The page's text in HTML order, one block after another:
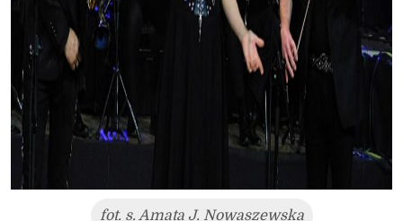
fot. s. Amata J. Nowaszewska